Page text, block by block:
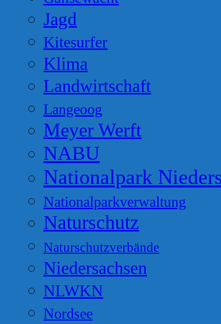
Jagd
Kitesurfer
Klima
Landwirtschaft
Langeoog
Meyer Werft
NABU
Nationalpark
Nationalparkverwaltung
Naturschutz
Naturschutzverbände
Niedersachsen
NLWKN
Nordsee